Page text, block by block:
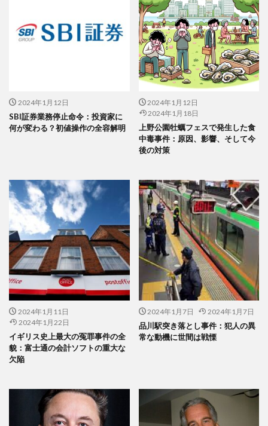
2024年1月12日
SBI証券業務停止命令：投資家に
何が変わる？初値操作の全容解明
2024年1月12日
2024年1月18日
上野公園牡蠣フェスで発生した食
中毒事件：原因、影響、そして今
後の対策
2024年1月11日
2024年1月22日
イギリス史上最大の冤罪事件の全
貌：富士通の会計ソフトの重大な
欠陥
2024年1月7日 2024年1月7日
品川駅突き落とし事件：犯人の異
常な動機に世間は戦慄